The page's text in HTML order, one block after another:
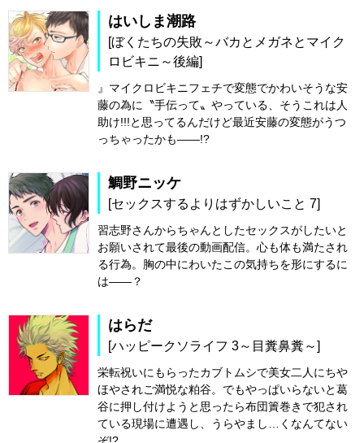
はいしま潮路
[ぼくたちの失敗～バカとメガネとマイク
ロビキニ～後編]
』マイクロビキニフェチで変態でかわいそうな安
藤の為に〝手伝って〟やっている、そうこれは人
助け!!!と思ってるんだけど最近安藤の変態がうつ
っちゃったかも――!?
鯛野ニッケ
[セックスするよりはずかしいこと 7]
習志野さんからちゃんとしたセックスがしたいと
お願いされて最後の動画配信。心も体も満たされ
る行為。胸の中にわいたこの気持ちを形にするに
は――？
はらだ
[ハッピークソライフ 3～目糞鼻糞～]
栄転祝いにもらったカブトムシで美女二人にちや
ほやされご満悦な粕谷。でもやっぱいらないと葛
谷に押し付けようと思ったら布団簀巻きで犯され
ている現場に遭遇し、うらやまし…くなんてない